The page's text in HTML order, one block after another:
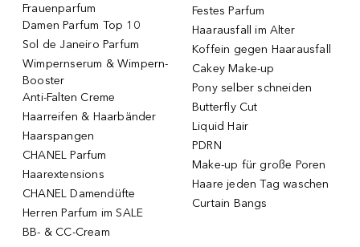
Frauenparfum
Damen Parfum Top 10
Sol de Janeiro Parfum
Wimpernserum & Wimpern-
Booster
Anti-Falten Creme
Haarreifen & Haarbänder
Haarspangen
CHANEL Parfum
Haarextensions
CHANEL Damendüfte
Herren Parfum im SALE
BB- & CC-Cream
Festes Parfum
Haarausfall im Alter
Koffein gegen Haarausfall
Cakey Make-up
Pony selber schneiden
Butterfly Cut
Liquid Hair
PDRN
Make-up für große Poren
Haare jeden Tag waschen
Curtain Bangs